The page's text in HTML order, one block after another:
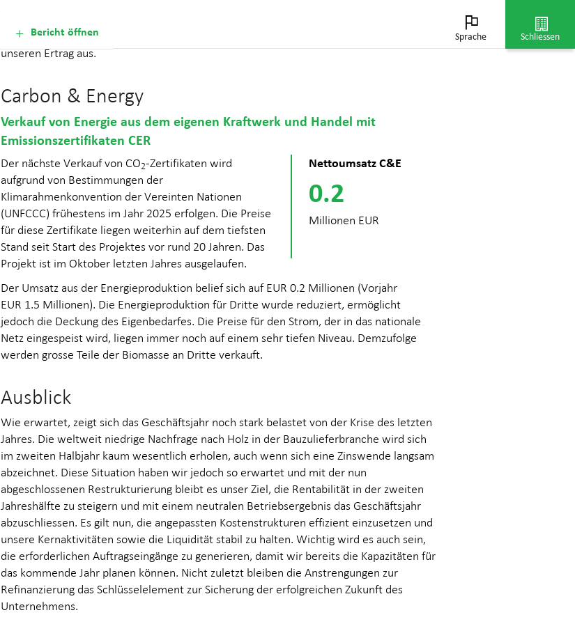
Bericht öffnen Sprache Schliessen
sind, wirkte sich der Lagerabbau in Holland negativ auf
unseren Ertrag aus.
Carbon & Energy
Verkauf von Energie aus dem eigenen Kraftwerk und Handel mit
Emissionszertifikaten CER
Nettoumsatz C&E
0.2
Millionen EUR
Der nächste Verkauf von CO2-Zertifikaten wird
aufgrund von Bestimmungen der
Klimarahmenkonvention der Vereinten Nationen
(UNFCCC) frühestens im Jahr 2025 erfolgen. Die Preise
für diese Zertifikate liegen weiterhin auf dem tiefsten
Stand seit Start des Projektes vor rund 20 Jahren. Das
Projekt ist im Oktober letzten Jahres ausgelaufen.
Der Umsatz aus der Energieproduktion belief sich auf EUR 0.2 Millionen (Vorjahr
EUR 1.5 Millionen). Die Energieproduktion für Dritte wurde reduziert, ermöglicht
jedoch die Deckung des Eigenbedarfes. Die Preise für den Strom, der in das nationale
Netz eingespeist wird, liegen immer noch auf einem sehr tiefen Niveau. Demzufolge
werden grosse Teile der Biomasse an Dritte verkauft.
Ausblick
Wie erwartet, zeigt sich das Geschäftsjahr noch stark belastet von der Krise des letzten
Jahres. Die weltweit niedrige Nachfrage nach Holz in der Bauzulieferbranche wird sich
im zweiten Halbjahr kaum wesentlich erholen, auch wenn sich eine Zinswende langsam
abzeichnet. Diese Situation haben wir jedoch so erwartet und mit der nun
abgeschlossenen Restrukturierung bleibt es unser Ziel, die Rentabilität in der zweiten
Jahreshälfte zu steigern und mit einem neutralen Betriebsergebnis das Geschäftsjahr
abzuschliessen. Es gilt nun, die angepassten Kostenstrukturen effizient einzusetzen und
unsere Kernaktivitäten sowie die Liquidität stabil zu halten. Wichtig wird es auch sein,
die erforderlichen Auftragseingänge zu generieren, damit wir bereits die Kapazitäten für
das kommende Jahr planen können. Nicht zuletzt bleiben die Anstrengungen zur
Refinanzierung das Schlüsselelement zur Sicherung der erfolgreichen Zukunft des
Unternehmens.